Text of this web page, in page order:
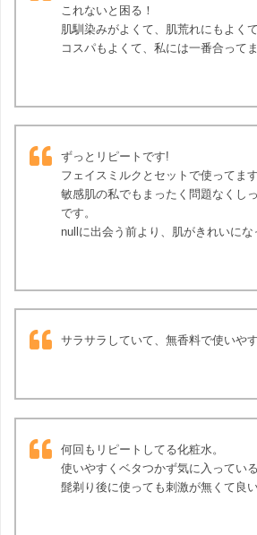
これないと困る！
肌馴染みがよくて、肌荒れにもよくて
コスパもよくて、私には一番合って
ずっとリピートです!
フェイスミルクとセットで使ってます
敏感肌の私でもまったく問題なくし
です。
nullに出会う前より、肌がきれいにな
サラサラしていて、無香料で使いやす
何回もリピートしてる化粧水。
使いやすくベタつかず気に入っている
髭剃り後に使っても刺激が無くて良い